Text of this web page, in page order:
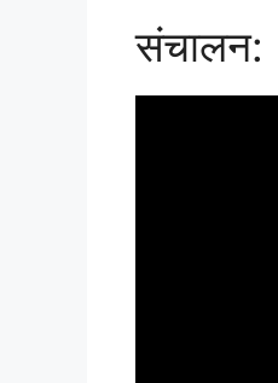
संचालन: